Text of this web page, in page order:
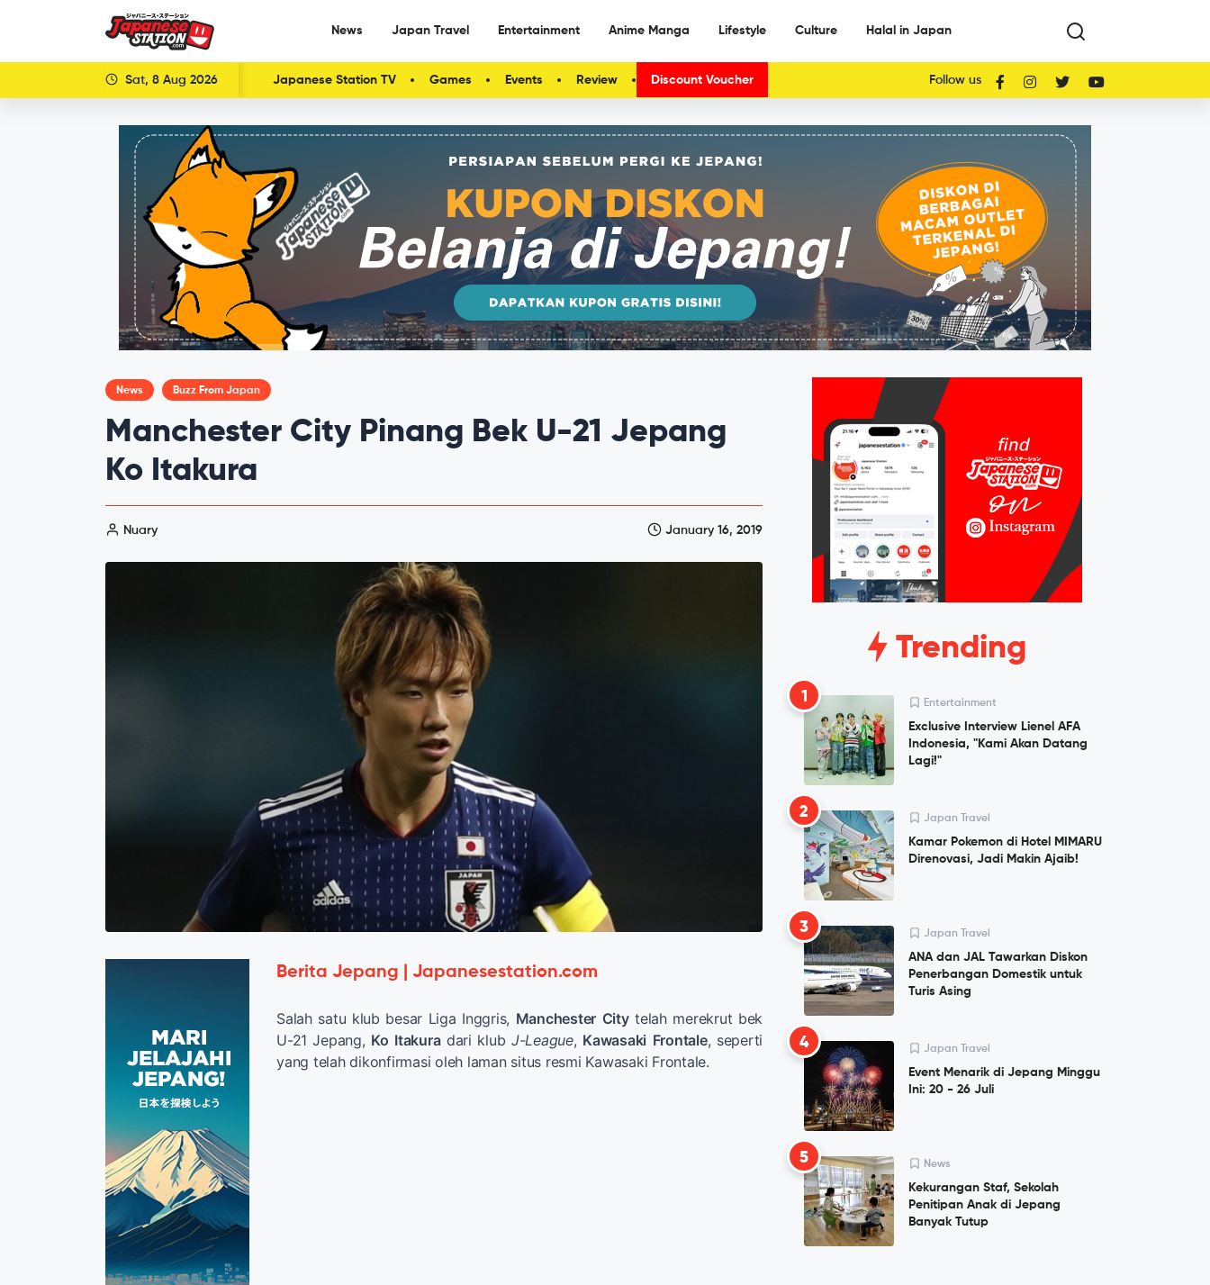
News Japan Travel Entertainment Anime Manga Lifestyle Culture Halal in Japan
Sat, 8 Aug 2026 Japanese Station TV Games Events Review Discount Voucher Follow us
News Buzz From Japan
Manchester City Pinang Bek U-21 Jepang
Ko Itakura
Nuary January 16, 2019
Berita Jepang | Japanesestation.com
Salah satu klub besar Liga Inggris, Manchester Citytelah merekrut bek
U-21 Jepang, Ko Itakuradari klub J-League, Kawasaki Frontale, seperti
yang telah dikonfirmasi oleh laman situs resmi Kawasaki Frontale.
Trending
1 Entertainment
Exclusive Interview Lienel AFA
Indonesia, "Kami Akan Datang
Lagi!"
2 Japan Travel
Kamar Pokemon di Hotel MIMARU
Direnovasi, Jadi Makin Ajaib!
3 Japan Travel
ANA dan JAL Tawarkan Diskon
Penerbangan Domestik untuk
Turis Asing
4 Japan Travel
Event Menarik di Jepang Minggu
Ini: 20 - 26 Juli
5 News
Kekurangan Staf, Sekolah
Penitipan Anak di Jepang
Banyak Tutup